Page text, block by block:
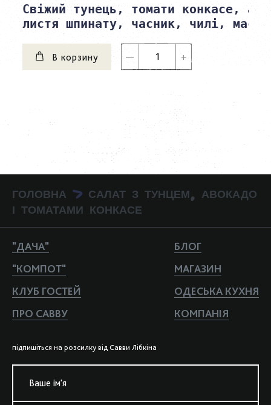
Свіжий тунець, томати конкасе,
листя шпинату, часник, чилі, масло
В корзину
ГОЛОВНА > САЛАТ З ТУНЦЕМ, АВОКАДО
І ТОМАТАМИ КОНКАСЕ
"ДАЧА"
"КОМПОТ"
КЛУБ ГОСТЕЙ
ПРО САВВУ
БЛОГ
МАГАЗИН
ОДЕСЬКА КУХНЯ
КОМПАНIЯ
пiдпишiться на розсилку вiд Савви Лiбкiна
Ваше iм'я